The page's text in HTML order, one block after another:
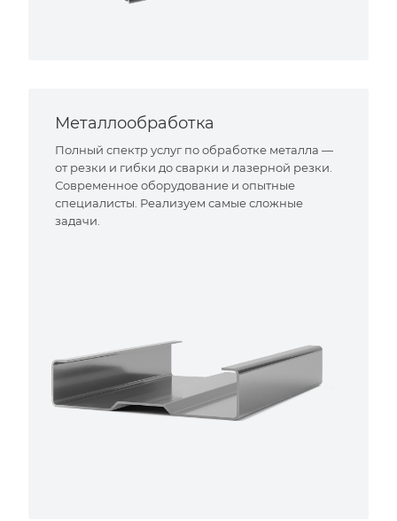
Металлообработка
Полный спектр услуг по обработке металла —
от резки и гибки до сварки и лазерной резки.
Современное оборудование и опытные
специалисты. Реализуем самые сложные
задачи.